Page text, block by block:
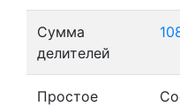
Сумма
делителей
Простое